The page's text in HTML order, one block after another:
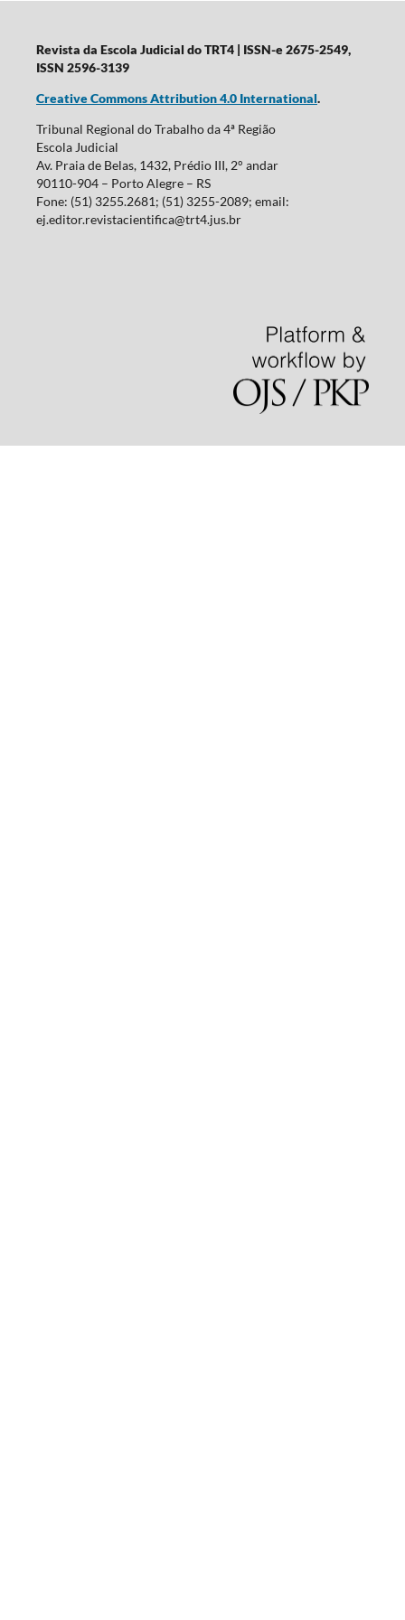
Revista da Escola Judicial do TRT4 | ISSN-e 2675-2549,
ISSN 2596-3139
Creative Commons Attribution 4.0 International.
Tribunal Regional do Trabalho da 4ª Região
Escola Judicial
Av. Praia de Belas, 1432, Prédio III, 2° andar
90110-904 – Porto Alegre – RS
Fone: (51) 3255.2681; (51) 3255-2089; email:
ej.editor.revistacientifica@trt4.jus.br